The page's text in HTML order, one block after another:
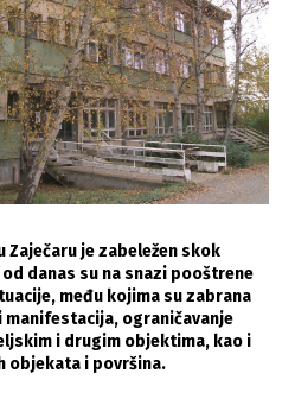
je zabeležen skok
danas su na snazi pooštrene
među kojima su zabrana
ograničavanje
i drugim objektima, kao i
objekata i površina.